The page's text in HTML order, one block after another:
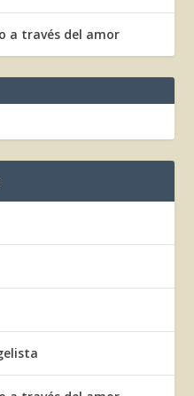
a través del amor